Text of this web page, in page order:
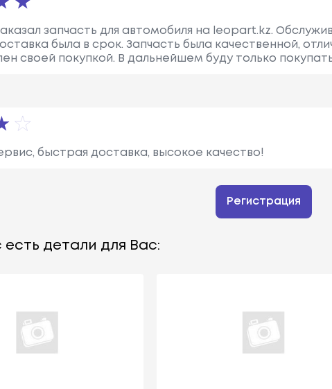
запчасть для автомобиля на leopart.kz.
была в срок. Запчасть была качественной,
своей покупкой. В дальнейшем буду только
быстрая доставка, высокое качество!
Регистрация
есть детали для Вас: